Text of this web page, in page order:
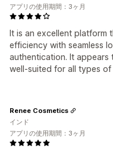
It is an excellent platform
efficiency with seamless
authentication. It
well-suited for all types
アプリの使用期間：3ヶ月
Renee Cosmetics
インド
アプリの使用期間：3ヶ月